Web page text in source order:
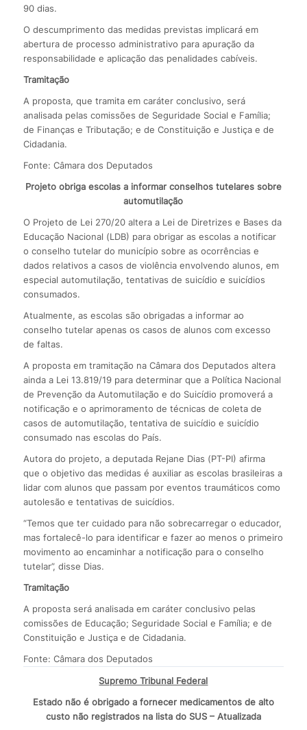
90 dias.
O descumprimento das medidas previstas implicará em
abertura de processo administrativo para apuração da
responsabilidade e aplicação das penalidades cabíveis.
Tramitação
A proposta, que tramita em caráter conclusivo, será
analisada pelas comissões de Seguridade Social e Família;
de Finanças e Tributação; e de Constituição e Justiça e de
Cidadania.
Fonte: Câmara dos Deputados
Projeto obriga escolas a informar conselhos tutelares sobre
automutilação
O Projeto de Lei 270/20 altera a Lei de Diretrizes e Bases da
Educação Nacional (LDB) para obrigar as escolas a notificar
o conselho tutelar do município sobre as ocorrências e
dados relativos a casos de violência envolvendo alunos, em
especial automutilação, tentativas de suicídio e suicídios
consumados.
Atualmente, as escolas são obrigadas a informar ao
conselho tutelar apenas os casos de alunos com excesso
de faltas.
A proposta em tramitação na Câmara dos Deputados altera
ainda a Lei 13.819/19 para determinar que a Política Nacional
de Prevenção da Automutilação e do Suicídio promoverá a
notificação e o aprimoramento de técnicas de coleta de
casos de automutilação, tentativa de suicídio e suicídio
consumado nas escolas do País.
Autora do projeto, a deputada Rejane Dias (PT-PI) afirma
que o objetivo das medidas é auxiliar as escolas brasileiras a
lidar com alunos que passam por eventos traumáticos como
autolesão e tentativas de suicídios.
“Temos que ter cuidado para não sobrecarregar o educador,
mas fortalecê-lo para identificar e fazer ao menos o primeiro
movimento ao encaminhar a notificação para o conselho
tutelar”, disse Dias.
Tramitação
A proposta será analisada em caráter conclusivo pelas
comissões de Educação; Seguridade Social e Família; e de
Constituição e Justiça e de Cidadania.
Fonte: Câmara dos Deputados
Supremo Tribunal Federal
Estado não é obrigado a fornecer medicamentos de alto
custo não registrados na lista do SUS – Atualizada